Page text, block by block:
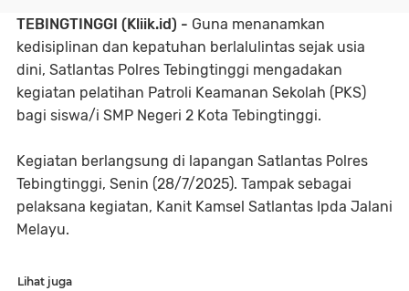
TEBINGTINGGI (Kliik.id) - Guna menanamkan
kedisiplinan dan kepatuhan berlalulintas sejak usia
dini, Satlantas Polres Tebingtinggi mengadakan
kegiatan pelatihan Patroli Keamanan Sekolah (PKS)
bagi siswa/i SMP Negeri 2 Kota Tebingtinggi.
Kegiatan berlangsung di lapangan Satlantas Polres
Tebingtinggi, Senin (28/7/2025). Tampak sebagai
pelaksana kegiatan, Kanit Kamsel Satlantas Ipda Jalani
Melayu.
Lihat juga